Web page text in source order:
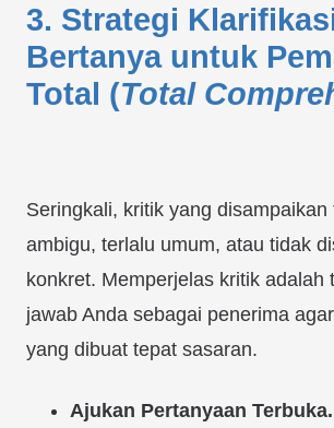
3. Strategi
Bertanya untuk
Total (Total
Seringkali, kritik yang disampaikan
ambigu, terlalu umum, atau tidak
konkret. Memperjelas kritik adalah
jawab Anda sebagai penerima agar
yang dibuat tepat sasaran.
Ajukan Pertanyaan Terbuka.